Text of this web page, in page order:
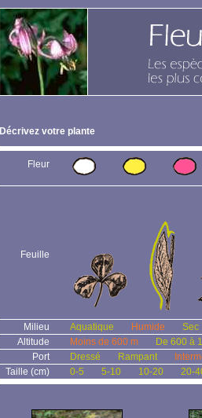
Décrivez votre plante
Fleur
Feuille
Milieu Aquatique Humide
Sec
Altitude
Moins de 600 m
De 600 à
Port
Dressé Rampant
Taille (cm)
0-5 5-10 10-20 20-